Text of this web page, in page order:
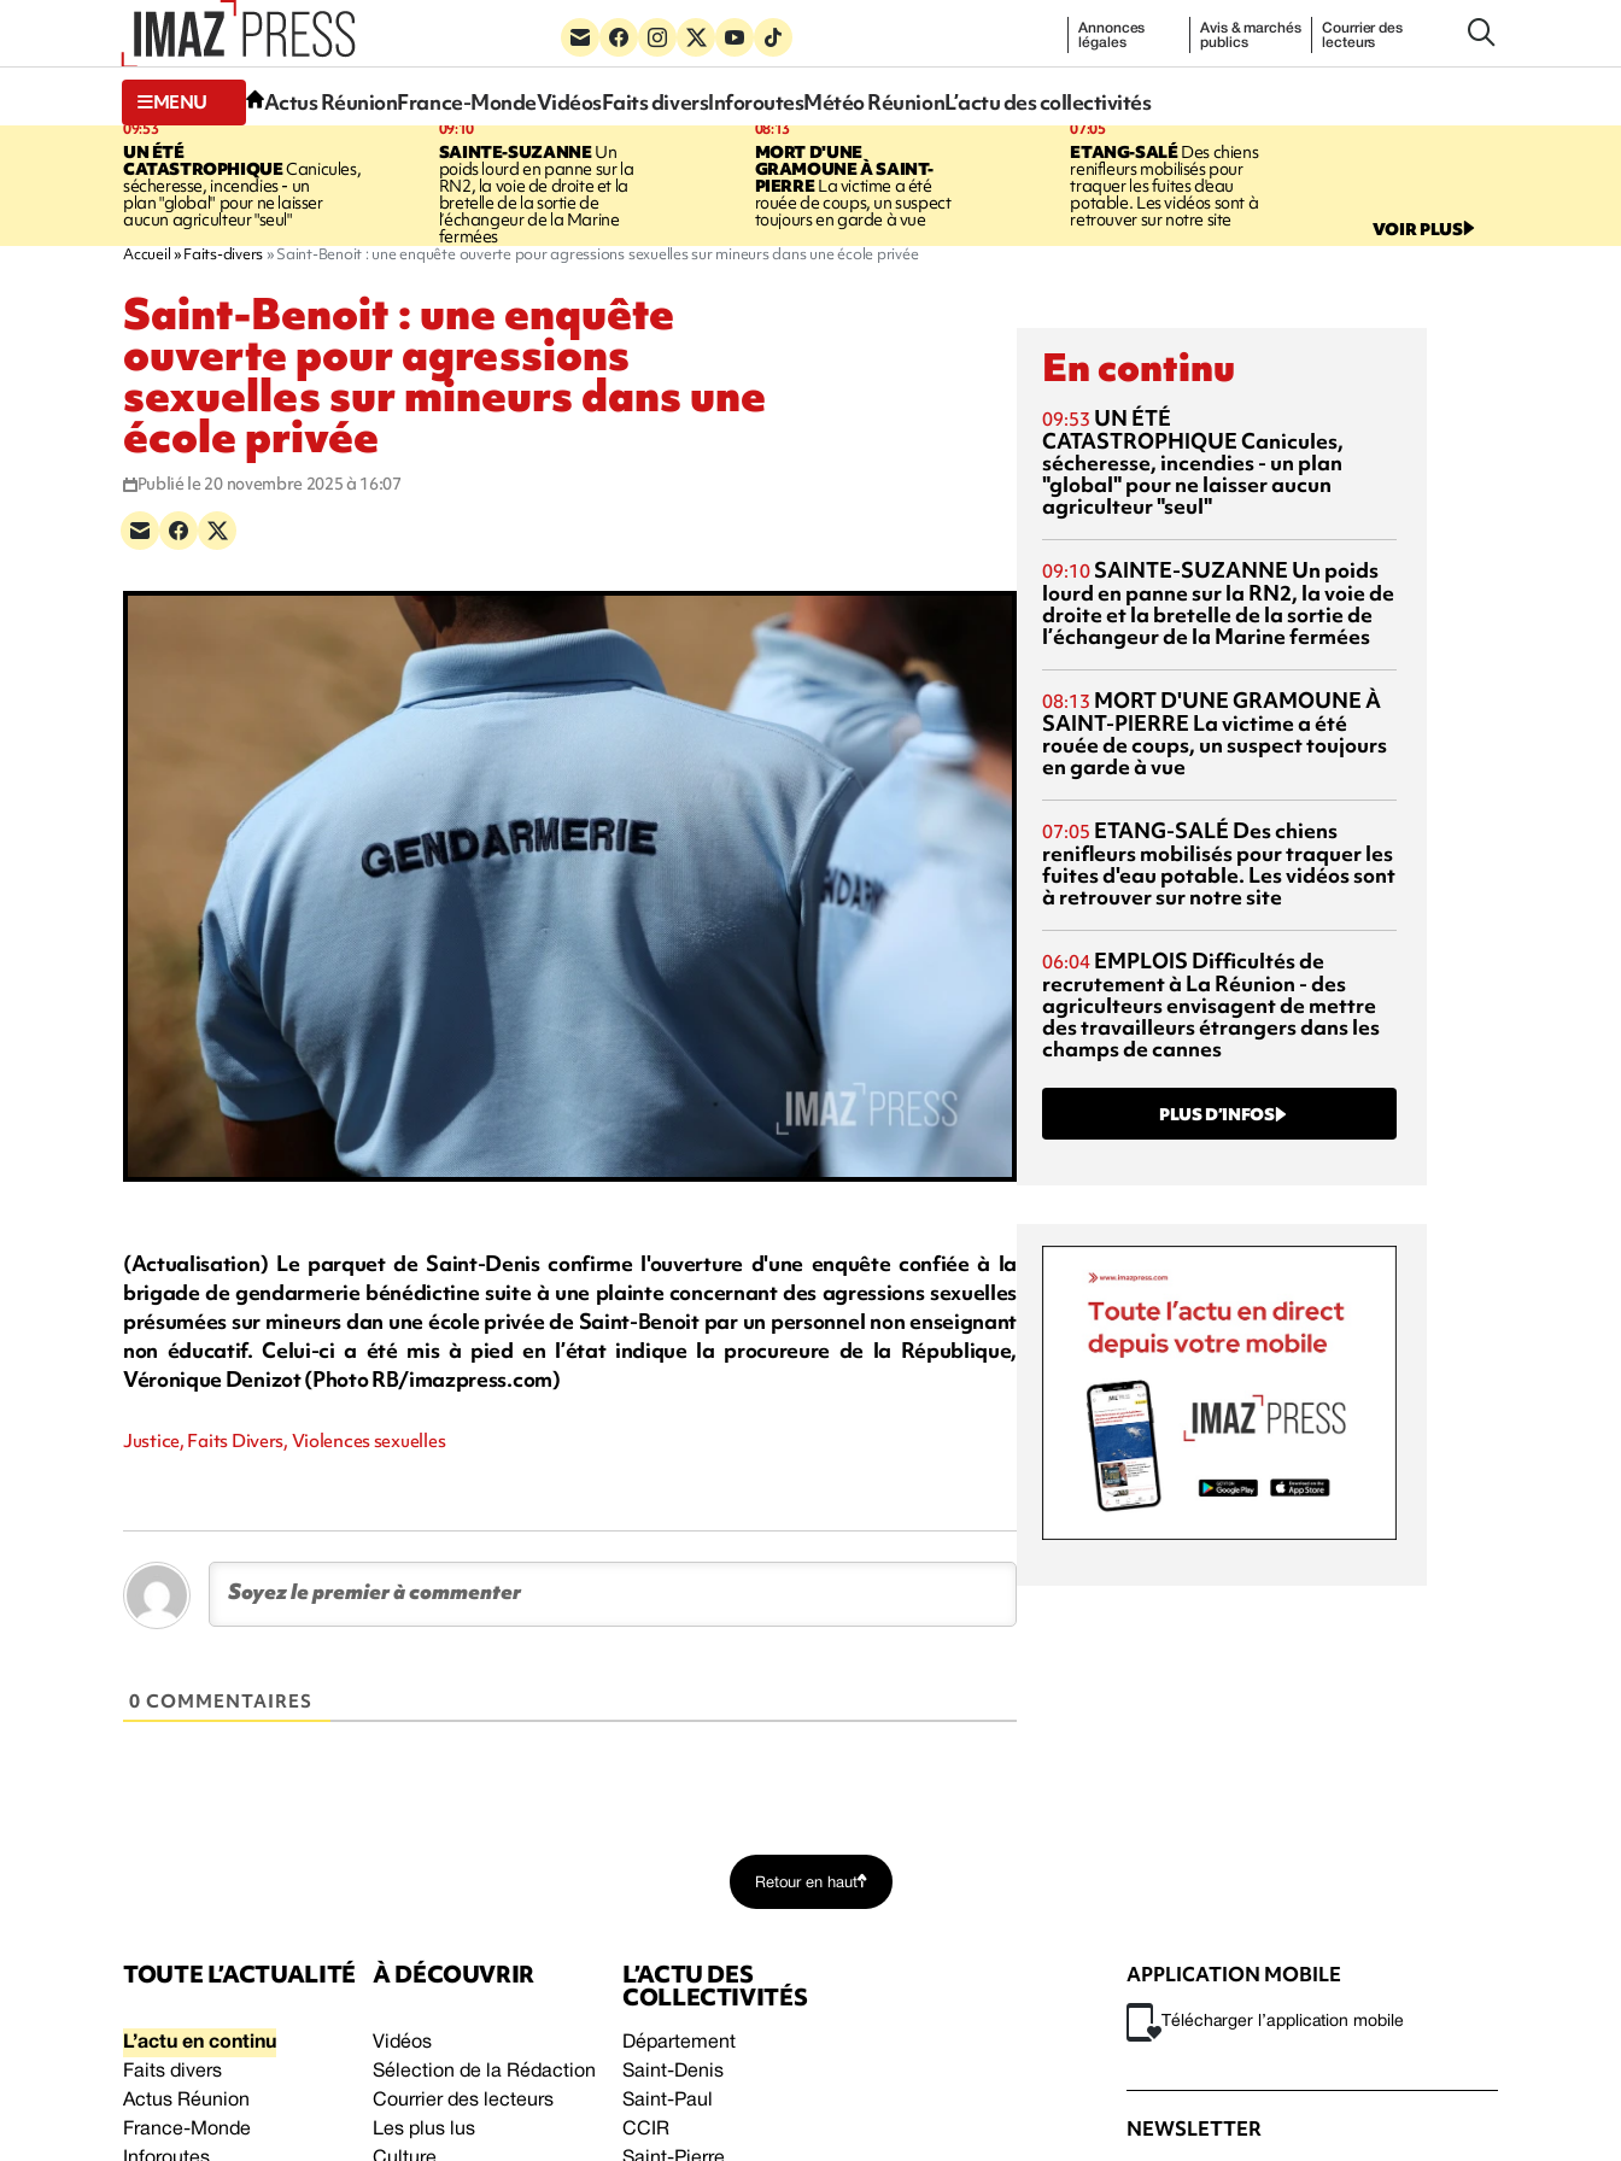
Annonces
légales
Avis & marchés
publics
Courrier des
lecteurs
MENU Actus RéunionFrance-MondeVidéosFaits diversInforoutesMétéo RéunionL’actu des collectivités
09:53
UN ÉTÉ
CATASTROPHIQUECanicules,
sécheresse, incendies - un
plan "global" pour ne laisser
aucun agriculteur "seul"
09:10
SAINTE-SUZANNEUn
poids lourd en panne sur la
RN2, la voie de droite et la
bretelle de la sortie de
l’échangeur de la Marine
fermées
08:13
MORT D'UNE
GRAMOUNE À SAINT-
PIERRELa victime a été
rouée de coups, un suspect
toujours en garde à vue
07:05
ETANG-SALÉDes chiens
renifleurs mobilisés pour
traquer les fuites d'eau
potable. Les vidéos sont à
retrouver sur notre site VOIR PLUS
Accueil Faits-divers Saint-Benoit : une enquête ouverte pour agressions sexuelles sur mineurs dans une école privée
Saint-Benoit : une enquête
ouverte pour agressions
sexuelles sur mineurs dans une
école privée
Publié le 20 novembre 2025 à 16:07
(Actualisation) Le parquet de Saint-Denis confirme l'ouverture d'une enquête confiée à la
brigade de gendarmerie bénédictine suite à une plainte concernant des agressions sexuelles
présumées sur mineurs dan une école privée de Saint-Benoit par un personnel non enseignant
non éducatif. Celui-ci a été mis à pied en l’état indique la procureure de la République,
Véronique Denizot (Photo RB/imazpress.com)
Justice, Faits Divers, Violences sexuelles
0 COMMENTAIRES
En continu
09:53 UN ÉTÉ
CATASTROPHIQUECanicules,
sécheresse, incendies - un plan
"global" pour ne laisser aucun
agriculteur "seul"
09:10 SAINTE-SUZANNE Un poids
lourd en panne sur la RN2, la voie de
droite et la bretelle de la sortie de
l’échangeur de la Marine fermées
08:13 MORT D'UNE GRAMOUNE À
SAINT-PIERRE La victime a été
rouée de coups, un suspect toujours
en garde à vue
07:05 ETANG-SALÉ Des chiens
renifleurs mobilisés pour traquer les
fuites d'eau potable. Les vidéos sont
à retrouver sur notre site
06:04 EMPLOIS Difficultés de
recrutement à La Réunion - des
agriculteurs envisagent de mettre
des travailleurs étrangers dans les
champs de cannes
PLUS D’INFOS
Retour en haut
TOUTE L’ACTUALITÉ
L’actu en continu
Faits divers
Actus Réunion
France-Monde
À DÉCOUVRIR
Vidéos
Sélection de la Rédaction
Courrier des lecteurs
Les plus lus
L’ACTU DES
COLLECTIVITÉS
Département
Saint-Denis
Saint-Paul
CCIR
APPLICATION MOBILE
Télécharger l’application mobile
NEWSLETTER